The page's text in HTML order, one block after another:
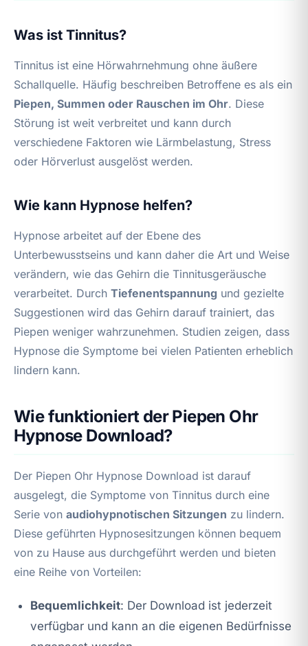
Was ist Tinnitus?
Tinnitus ist eine Hörwahrnehmung ohne äußere
Schallquelle. Häufig beschreiben Betroffene es als ein
Piepen, Summen oder Rauschen im Ohr. Diese
Störung ist weit verbreitet und kann durch
verschiedene Faktoren wie Lärmbelastung, Stress
oder Hörverlust ausgelöst werden.
Wie kann Hypnose helfen?
Hypnose arbeitet auf der Ebene des
Unterbewusstseins und kann daher die Art und Weise
verändern, wie das Gehirn die Tinnitusgeräusche
verarbeitet. Durch Tiefenentspannung und gezielte
Suggestionen wird das Gehirn darauf trainiert, das
Piepen weniger wahrzunehmen. Studien zeigen, dass
Hypnose die Symptome bei vielen Patienten erheblich
lindern kann.
Wie funktioniert der Piepen Ohr
Hypnose Download?
Der Piepen Ohr Hypnose Download ist darauf
ausgelegt, die Symptome von Tinnitus durch eine
Serie von audiohypnotischen Sitzungen zu lindern.
Diese geführten Hypnosesitzungen können bequem
von zu Hause aus durchgeführt werden und bieten
eine Reihe von Vorteilen:
Bequemlichkeit: Der Download ist jederzeit
verfügbar und kann an die eigenen Bedürfnisse